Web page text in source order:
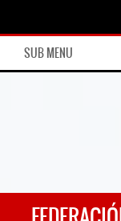
SUB MENU